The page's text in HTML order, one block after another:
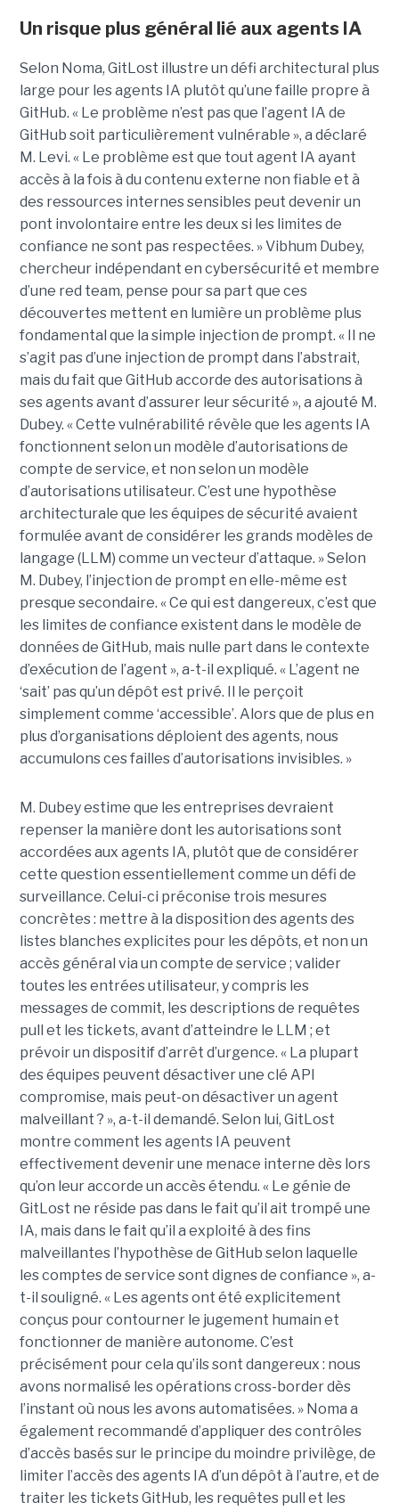
Un risque plus général lié aux agents IA
Selon Noma, GitLost illustre un défi architectural plus
large pour les agents IA plutôt qu’une faille propre à
GitHub. « Le problème n’est pas que l’agent IA de
GitHub soit particulièrement vulnérable », a déclaré
M. Levi. « Le problème est que tout agent IA ayant
accès à la fois à du contenu externe non fiable et à
des ressources internes sensibles peut devenir un
pont involontaire entre les deux si les limites de
confiance ne sont pas respectées. » Vibhum Dubey,
chercheur indépendant en cybersécurité et membre
d’une red team, pense pour sa part que ces
découvertes mettent en lumière un problème plus
fondamental que la simple injection de prompt. « Il ne
s’agit pas d’une injection de prompt dans l’abstrait,
mais du fait que GitHub accorde des autorisations à
ses agents avant d’assurer leur sécurité », a ajouté M.
Dubey. « Cette vulnérabilité révèle que les agents IA
fonctionnent selon un modèle d’autorisations de
compte de service, et non selon un modèle
d’autorisations utilisateur. C’est une hypothèse
architecturale que les équipes de sécurité avaient
formulée avant de considérer les grands modèles de
langage (LLM) comme un vecteur d’attaque. » Selon
M. Dubey, l’injection de prompt en elle-même est
presque secondaire. « Ce qui est dangereux, c’est que
les limites de confiance existent dans le modèle de
données de GitHub, mais nulle part dans le contexte
d’exécution de l’agent », a-t-il expliqué. « L’agent ne
‘sait’ pas qu’un dépôt est privé. Il le perçoit
simplement comme ‘accessible’. Alors que de plus en
plus d’organisations déploient des agents, nous
accumulons ces failles d’autorisations invisibles. »
M. Dubey estime que les entreprises devraient
repenser la manière dont les autorisations sont
accordées aux agents IA, plutôt que de considérer
cette question essentiellement comme un défi de
surveillance. Celui-ci préconise trois mesures
concrètes : mettre à la disposition des agents des
listes blanches explicites pour les dépôts, et non un
accès général via un compte de service ; valider
toutes les entrées utilisateur, y compris les
messages de commit, les descriptions de requêtes
pull et les tickets, avant d’atteindre le LLM ; et
prévoir un dispositif d’arrêt d’urgence. « La plupart
des équipes peuvent désactiver une clé API
compromise, mais peut-on désactiver un agent
malveillant ? », a-t-il demandé. Selon lui, GitLost
montre comment les agents IA peuvent
effectivement devenir une menace interne dès lors
qu’on leur accorde un accès étendu. « Le génie de
GitLost ne réside pas dans le fait qu’il ait trompé une
IA, mais dans le fait qu’il a exploité à des fins
malveillantes l’hypothèse de GitHub selon laquelle
les comptes de service sont dignes de confiance », a-
t-il souligné. « Les agents ont été explicitement
conçus pour contourner le jugement humain et
fonctionner de manière autonome. C’est
précisément pour cela qu’ils sont dangereux : nous
avons normalisé les opérations cross-border dès
l’instant où nous les avons automatisées. » Noma a
également recommandé d’appliquer des contrôles
d’accès basés sur le principe du moindre privilège, de
limiter l’accès des agents IA d’un dépôt à l’autre, et de
traiter les tickets GitHub, les requêtes pull et les